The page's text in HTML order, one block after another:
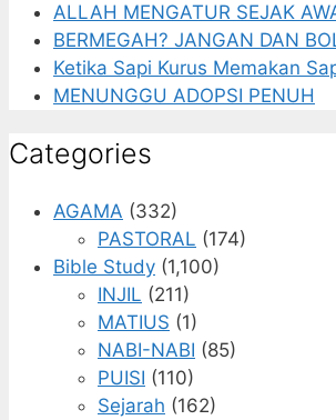
ALLAH MENGATUR SEJAK
BERMEGAH? JANGAN DAN
Ketika Sapi Kurus Memakan
MENUNGGU ADOPSI PENUH
Categories
AGAMA (332)
PASTORAL (174)
Bible Study (1,100)
INJIL (211)
MATIUS (1)
NABI-NABI (85)
PUISI (110)
Sejarah (162)